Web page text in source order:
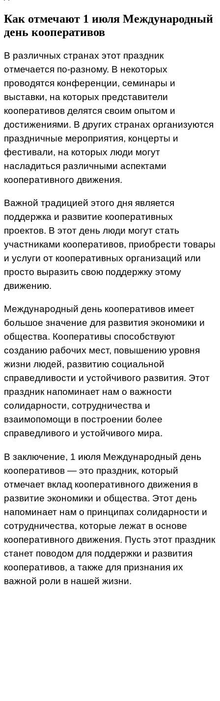
Как отмечают 1 июля Международный
день кооперативов
В различных странах этот праздник
отмечается по-разному. В некоторых
проводятся конференции, семинары и
выставки, на которых представители
кооперативов делятся своим опытом и
достижениями. В других странах организуются
праздничные мероприятия, концерты и
фестивали, на которых люди могут
насладиться различными аспектами
кооперативного движения.
Важной традицией этого дня является
поддержка и развитие кооперативных
проектов. В этот день люди могут стать
участниками кооперативов, приобрести товары
и услуги от кооперативных организаций или
просто выразить свою поддержку этому
движению.
Международный день кооперативов имеет
большое значение для развития экономики и
общества. Кооперативы способствуют
созданию рабочих мест, повышению уровня
жизни людей, развитию социальной
справедливости и устойчивого развития. Этот
праздник напоминает нам о важности
солидарности, сотрудничества и
взаимопомощи в построении более
справедливого и устойчивого мира.
В заключение, 1 июля Международный день
кооперативов — это праздник, который
отмечает вклад кооперативного движения в
развитие экономики и общества. Этот день
напоминает нам о принципах солидарности и
сотрудничества, которые лежат в основе
кооперативного движения. Пусть этот праздник
станет поводом для поддержки и развития
кооперативов, а также для признания их
важной роли в нашей жизни.